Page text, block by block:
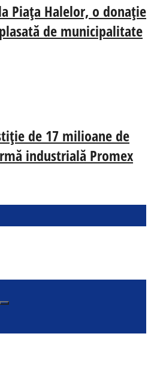
Piața Halelor, o donație
de municipalitate
de 17 milioane de
industrială Promex